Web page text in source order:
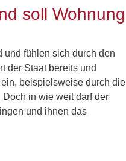
soll Wohnung
und fühlen sich durch den
der Staat bereits und
beispielsweise durch die
in wie weit darf der
und ihnen das